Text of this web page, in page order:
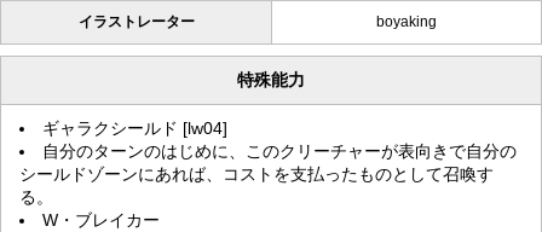
イラストレーター boyaking
特殊能力
ギャラクシールド [lw04]
自分のターンのはじめに、このクリーチャーが表向きで自分の
シールドゾーンにあれば、コストを支払ったものとして召喚す
る。
W・ブレイカー